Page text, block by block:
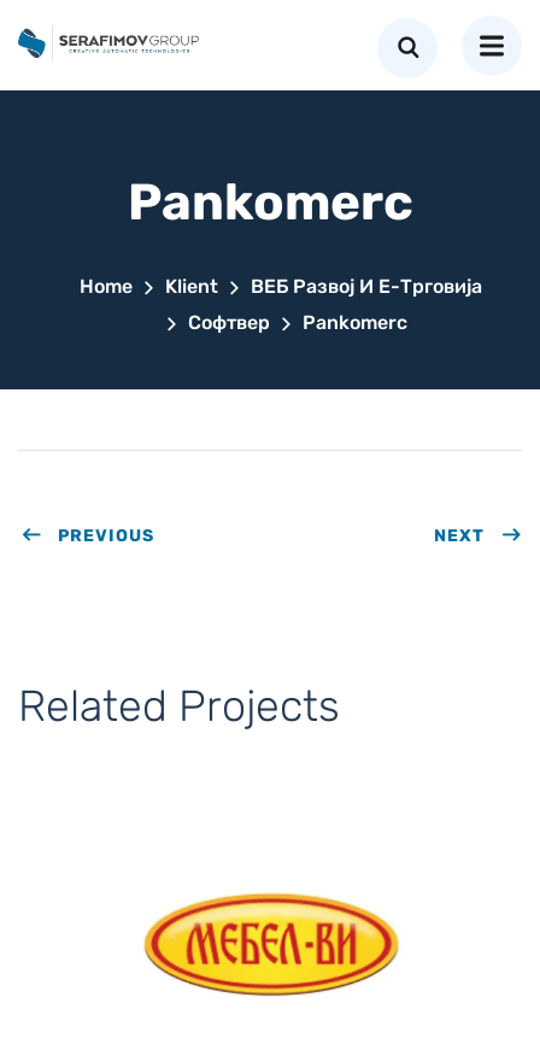
Pankomerc
Home Klient
ВЕБ Развој И Е-Трговија
Софтвер
Pankomerc
PREVIOUS NEXT
Related Projects